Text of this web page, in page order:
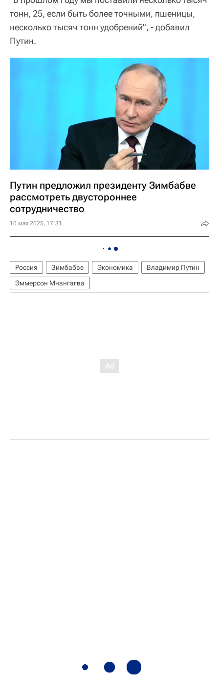
тонн, 25, если быть более точными, пшеницы,
несколько тысяч тонн удобрений", - добавил
Путин.
Путин предложил президенту Зимбабве
рассмотреть двустороннее
сотрудничество
10 мая 2025, 17:31
Россия Зимбабве Экономика
Владимир Путин
Эммерсон Мнангагва